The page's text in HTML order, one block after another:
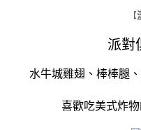
【
派對
水牛城雞翅、棒棒腿
喜歡吃美式炸